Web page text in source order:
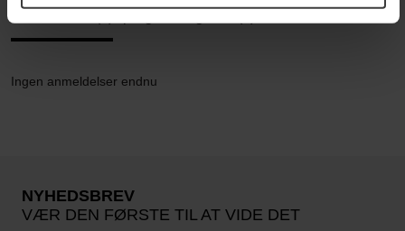
Ingen anmeldelser endnu
NYHEDSBREV
VÆR DEN FØRSTE TIL AT VIDE DET